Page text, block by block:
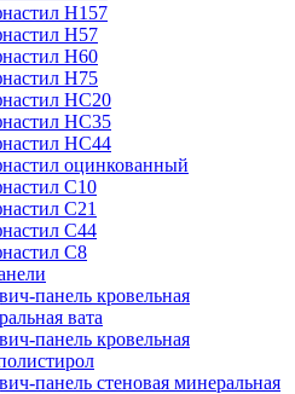
Н157
Н57
Н60
Н75
НС20
НС35
НС44
оцинкованный
С10
С21
С44
С8
панель кровельная
вата
панель кровельная
панель стеновая минеральная